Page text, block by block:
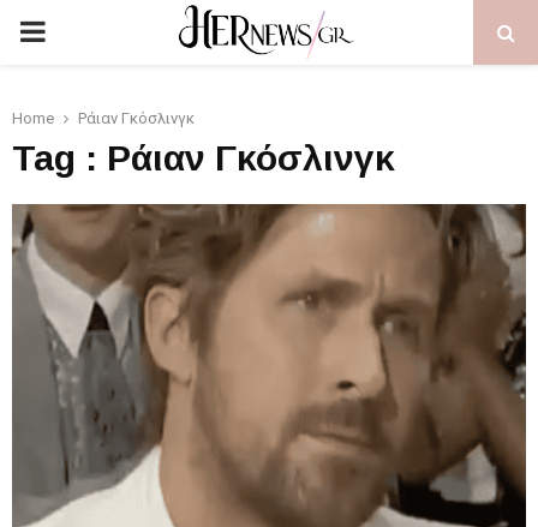
PRIMARY
Home Ράιαν Γκόσλινγκ
Tag : Ράιαν Γκόσλινγκ